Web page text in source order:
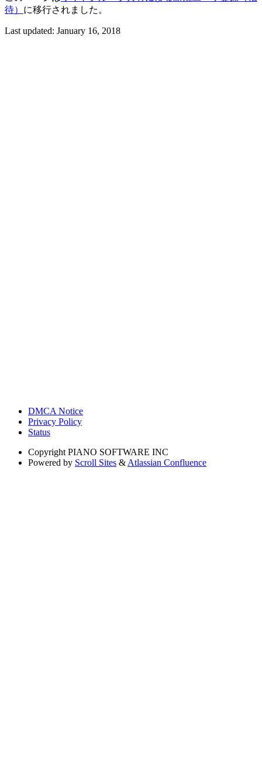
待） に移行されました。
Last updated: January 16, 2018
DMCA Notice
Privacy Policy
Status
Copyright PIANO SOFTWARE INC
Powered by Scroll Sites & Atlassian Confluence